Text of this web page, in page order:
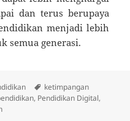
dan terus berupaya
menjadi lebih
semua generasi.
Tags
ketimpangan
, Pendidikan Digital,